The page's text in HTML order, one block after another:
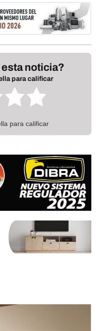
noticia?
para calificar
para calificar